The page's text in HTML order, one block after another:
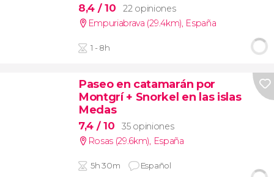
8,4 / 10
22 opiniones
Empuriabrava (29.4km), España
1 - 8h
Paseo en catamarán por
Montgrí + Snorkel en las islas
Medas
7,4 / 10
35 opiniones
Rosas (29.6km), España
5h 30m Español